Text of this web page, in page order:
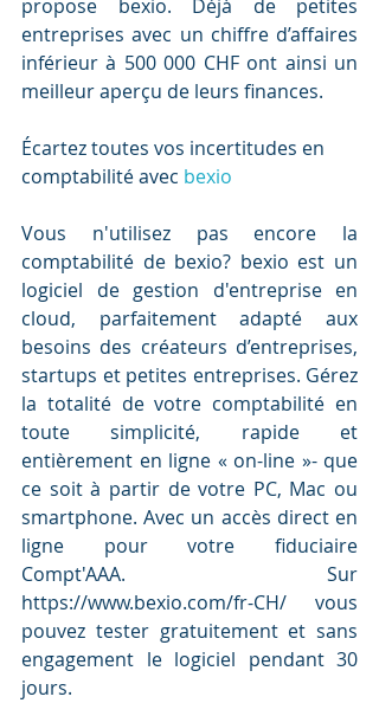
propose bexio. Déjà de petites
entreprises avec un chiffre d’affaires
inférieur à 500 000 CHF ont ainsi un
meilleur aperçu de leurs finances.
Écartez toutes vos incertitudes en
comptabilité avec bexio
Vous n'utilisez pas encore la
comptabilité de bexio? bexio est un
logiciel de gestion d'entreprise en
cloud, parfaitement adapté aux
besoins des créateurs d’entreprises,
startups et petites entreprises. Gérez
la totalité de votre comptabilité en
toute simplicité, rapide et
entièrement en ligne « on-line »- que
ce soit à partir de votre PC, Mac ou
smartphone. Avec un accès direct en
ligne pour votre fiduciaire
Compt'AAA. Sur
https://www.bexio.com/fr-CH/ vous
pouvez tester gratuitement et sans
engagement le logiciel pendant 30
jours.